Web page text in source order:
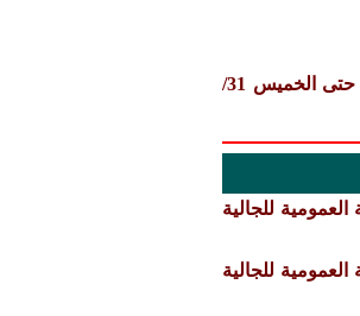
حالة حقوق الانسان في اليمن - خلال اسبوع : ابتداءا من يوم السبت الموافق 26/مايو/2012م حتى الخميس 31/
للجالية
للجالية